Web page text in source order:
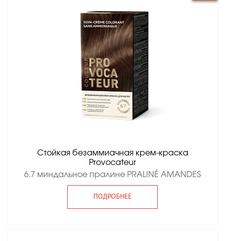
Стойкая безаммиачная крем-краска
Provocateur
6.7 миндальное пралине PRALINÉ AMANDES
ПОДРОБНЕЕ